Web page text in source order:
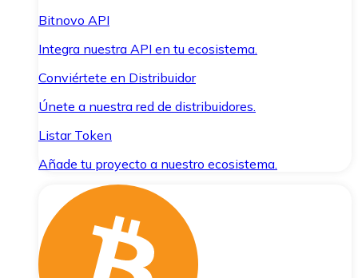
Bitnovo API
Integra nuestra API en tu ecosistema.
Conviértete en Distribuidor
Únete a nuestra red de distribuidores.
Listar Token
Añade tu proyecto a nuestro ecosistema.